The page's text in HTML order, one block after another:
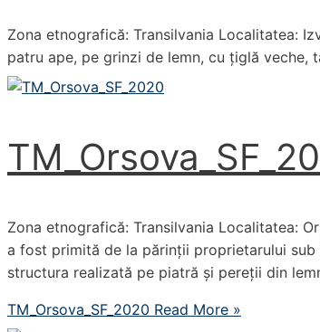
Zona etnografică: Transilvania Localitatea:
patru ape, pe grinzi de lemn, cu țiglă
Zona etnografică: Transilvania Localitatea:
a fost primită de la părinții proprietarului
structura realizată pe piatră și pereții din
TM_Orsova_SF_2020 Read More »